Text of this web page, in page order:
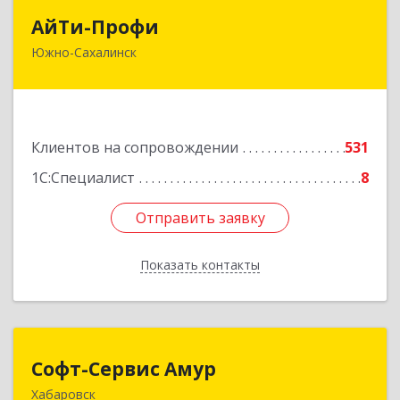
АйТи-Профи
Южно-Сахалинск
Клиентов на сопровождении
531
1С:Специалист
8
Отправить заявку
Показать контакты
693023, Сахалинская обл, город Южно-
Подробнее
Отправить заявку
Назад
Софт-Сервис Амур
Хабаровск